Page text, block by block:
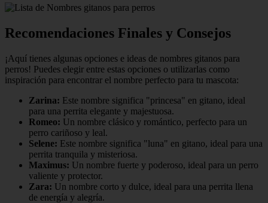
Recomendaciones Finales y Consejos
¡Aquí tienes algunas opciones e ideas de nombres gitanos para
perros! Puedes elegir entre estas opciones o utilizarlas como
inspiración para encontrar el nombre perfecto para tu mascota:
Zarina: Este nombre significa "princesa" en gitano, ideal
para una perrita elegante y majestuosa.
Romeo: Un nombre clásico y romántico, perfecto para un
perro cariñoso y leal.
Selene: Este nombre significa "luna" en gitano, ideal para una
perrita tranquila y misteriosa.
Maximus: Un nombre fuerte y poderoso, ideal para un perro
valiente y protector.
Zara: Un nombre corto y dulce, ideal para una perrita llena
de energía y alegría.